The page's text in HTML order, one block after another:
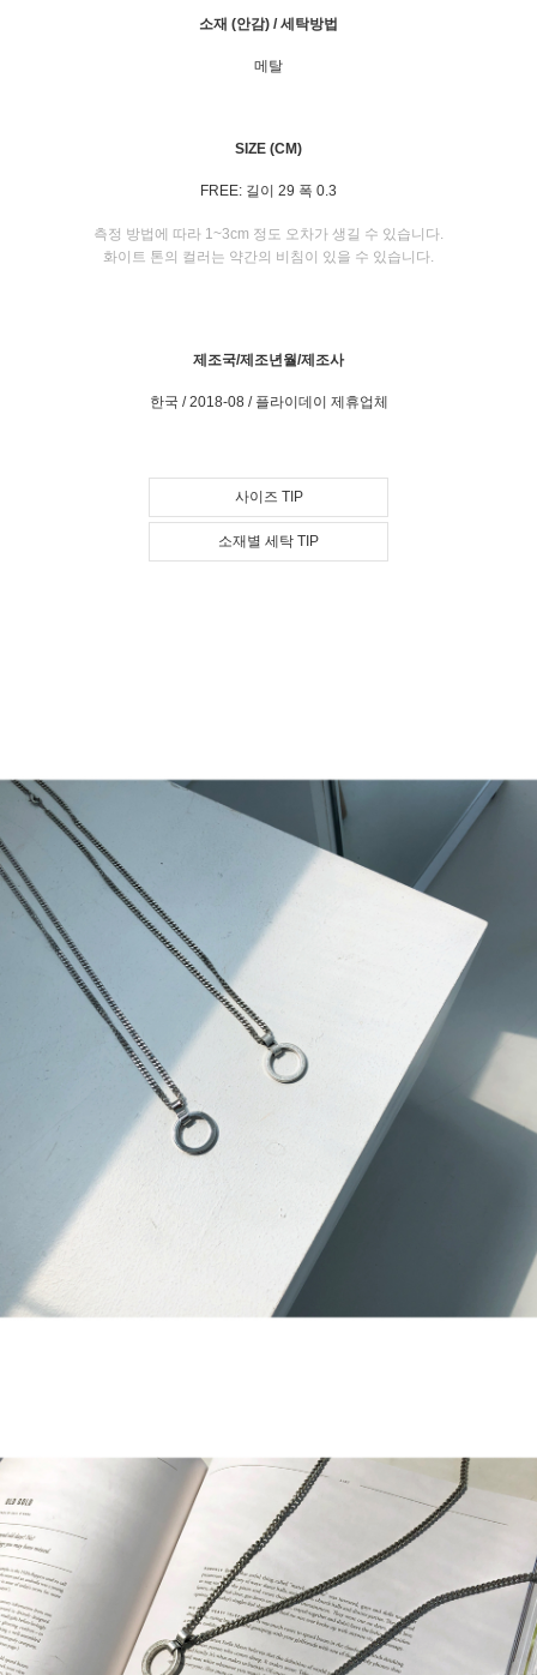
소재 (안감) / 세탁방법
메탈
SIZE (CM)
FREE: 길이 29 폭 0.3
측정 방법에 따라 1~3cm 정도 오차가 생길 수 있습니다.
화이트 톤의 컬러는 약간의 비침이 있을 수 있습니다.
제조국/제조년월/제조사
한국 / 2018-08 / 플라이데이 제휴업체
사이즈 TIP
소재별 세탁 TIP